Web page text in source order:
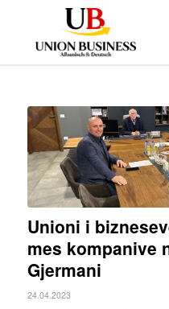
Unioni i
mes kompanive
Gjermani
24.04.2023